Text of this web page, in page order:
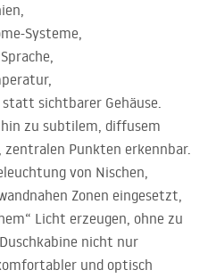
Systeme,
sichtbarer Gehäuse.
zu subtilem, diffusem
Punkten erkennbar.
von Nischen,
Zonen eingesetzt,
Licht erzeugen, ohne zu
nicht nur
und optisch